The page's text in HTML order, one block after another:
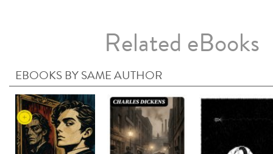
Related eBooks
EBOOKS BY SAME AUTHOR